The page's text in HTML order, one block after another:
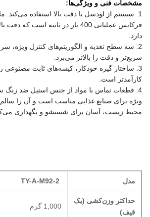
مشخصات فنی و ویژگی‌ها:
فرکانس عملیاتی 400 بار در ثانیه است
دارد.
2. سه سطح تغذیه و الگوریتم‌های کنترل
سریع‌تر و دقت را بالاتر می‌برد.
3. ساختار گیره خودکار، کیسه‌های ثابت مصنوعی
کارآمدتر است.
4. قطعات تماس با مواد از جنس استیل ضد زنگ
ویژه برای صنایع غذایی مناسب است و آن را
محیط زیست، آسان برای شستشو و نگهداری
مدل TY-A-M92-2
حداکثر وزن‌کشی (یک
قیف)
1,000 گرم